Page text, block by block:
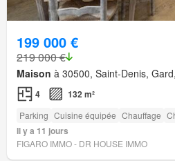
199 000 €
219 000 €
Maison à 30500, Saint-Denis,
4 132 m²
Parking Cuisine équipée Chauffage
Il y a 11 jours
FIGARO IMMO - DR HOUSE IMMO